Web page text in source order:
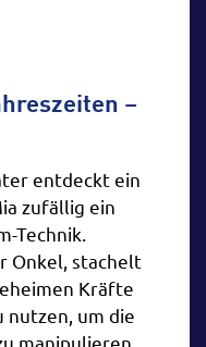
–
entdeckt ein
zufällig ein
Technik.
Onkel, stachelt
Kräfte
nutzen, um die
manipulieren.